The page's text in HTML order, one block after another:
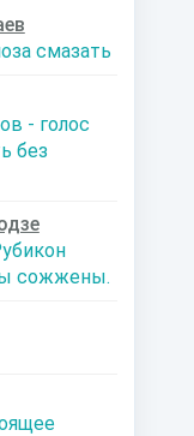
смазать
- голос
без
сожжены.
Чернобровкин